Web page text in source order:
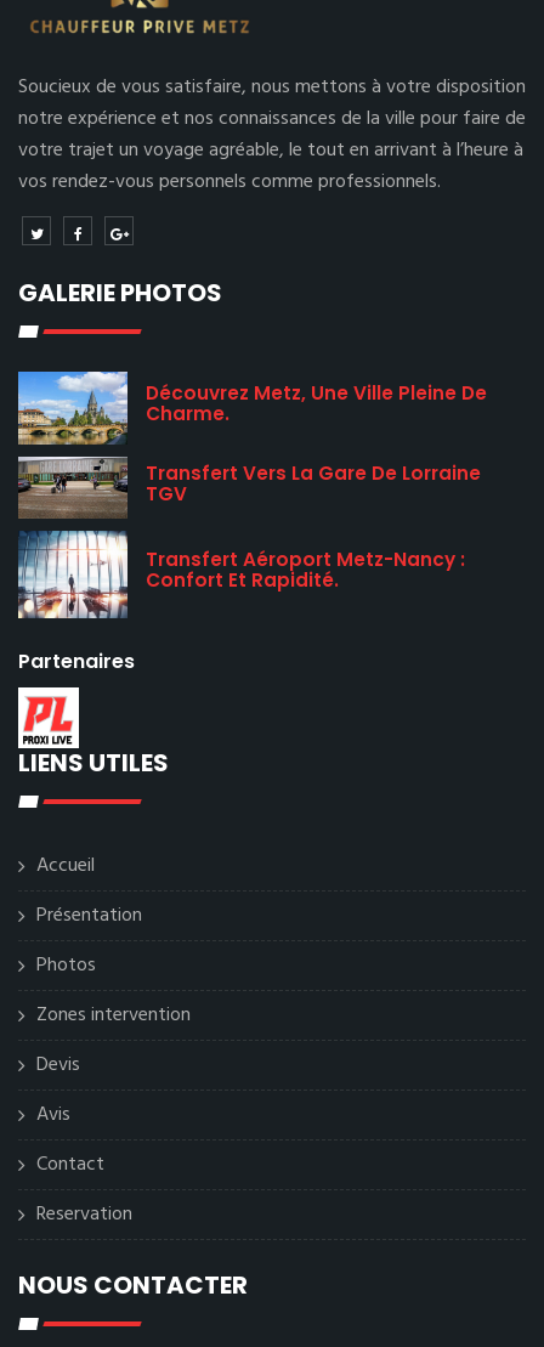
Soucieux de vous satisfaire, nous mettons à votre disposition
notre expérience et nos connaissances de la ville pour faire de
votre trajet un voyage agréable, le tout en arrivant à l’heure à
vos rendez-vous personnels comme professionnels.
GALERIE PHOTOS
Découvrez Metz, Une Ville Pleine De
Charme.
Transfert Vers La Gare De Lorraine
TGV
Transfert Aéroport Metz-Nancy :
Confort Et Rapidité.
Partenaires
LIENS UTILES
Accueil
Présentation
Photos
Zones intervention
Devis
Avis
Contact
Reservation
NOUS CONTACTER